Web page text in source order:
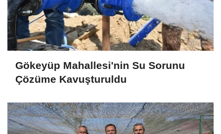
Gökeyüp Mahallesi'nin Su Sorunu
Çözüme Kavuşturuldu